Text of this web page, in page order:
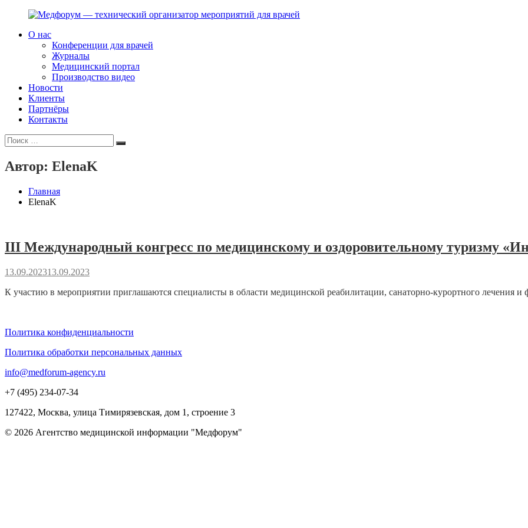
Перейти
содержимому
Медфорум
технический
организатор
мероприятий
врачей
консультируем
участников
российского
фармрынка
помогаем
выстраивать
с
медицинским
и
фармацевтическим
О нас
Конференции для врачей
Журналы
Медицинский портал
Производство видео
Новости
Клиенты
Партнёры
Контакты
Искать:
Поиск
Автор: ElenaK
Главная
ElenaK
III Международный конгресс по медицинскому и оздоровительному туризму
13.09.202313.09.2023
К участию в мероприятии приглашаются специалисты в области медицинской реабилитации, санаторно-курортного лечения и
Политика конфиденциальности
Политика обработки персональных данных
info@medforum-agency.ru
+7 (495) 234-07-34
127422, Москва, улица Тимирязевская, дом 1, строение 3
© 2026 Агентство медицинской информации "Медфорум"